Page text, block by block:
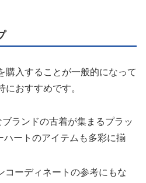
購入することが一般的になって
おすすめです。
ブランドの古着が集まるプラッ
ハートのアイテムも多彩に揃
コーディネートの参考にもな